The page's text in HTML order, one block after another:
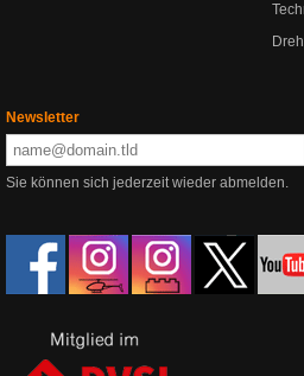
Newsletter
Sie können sich jederzeit wieder abmelden.